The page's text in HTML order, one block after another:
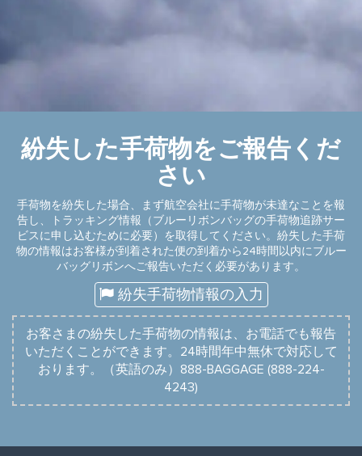
紛失した手荷物をご報告くだ
さい
手荷物を紛失した場合、まず航空会社に手荷物が未達なことを報
告し、トラッキング情報（ブルーリボンバッグの手荷物追跡サー
ビスに申し込むために必要）を取得してください。紛失した手荷
物の情報はお客様が到着された便の到着から24時間以内にブルー
バッグリボンへご報告いただく必要があります。
紛失手荷物情報の入力
お客さまの紛失した手荷物の情報は、お電話でも報告
いただくことができます。24時間年中無休で対応して
おります。（英語のみ）888-BAGGAGE (888-224-
4243)